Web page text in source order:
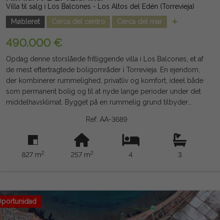
juridisk bindende, og kan indeholde fejl.
Villa til salg i Los Balcones - Los Altos del Edén (Torrevieja)
Møbleret
Cerca del centro Cerca del mar
490.000 €
Opdag denne storslåede fritliggende villa i Los Balcones, et af
de mest eftertragtede boligområder i Torrevieja. En ejendom,
der kombinerer rummelighed, privatliv og komfort, ideel både
som permanent bolig og til at nyde lange perioder under det
middelhavsklimat. Bygget på en rummelig grund tilbyder
udendørsområder, der er designet til at udnytte udendørslivet
fuldt ud. Den private pool, den velplejede have, grillområdet
og siddeområderne skaber et perfekt miljø at dele med familie
og venner året rundt. Indretningen har fire store soveværelser
komfort og velvære i hvert rum. Ejendommen inkluderer også
en lukket garage med plads til to køretøjer og fuldt møblerede
Ref: AA-3689
827 m2 257 m2 4 3